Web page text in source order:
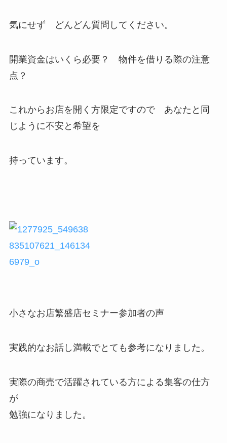
気にせず どんどん質問してください。
開業資金はいくら必要？ 物件を借りる際の注意
点？
これからお店を開く方限定ですので あなたと同
じように不安と希望を
持っています。
小さなお店繁盛店セミナー参加者の声
実践的なお話し満載でとても参考になりました。
実際の商売で活躍されている方による集客の仕方
が
勉強になりました。